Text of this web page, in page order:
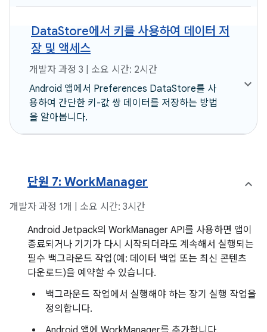
DataStore에서 키를 사용하여 데이터 저
장 및 액세스
개발자 과정 3 | 소요 시간: 2시간
Android 앱에서 Preferences DataStore를 사
용하여 간단한 키-값 쌍 데이터를 저장하는 방법
을 알아봅니다.
단원 7: WorkManager
개발자 과정 1개 | 소요 시간: 3시간
Android Jetpack의 WorkManager API를 사용하면 앱이
종료되거나 기기가 다시 시작되더라도 계속해서 실행되는
필수 백그라운드 작업(예: 데이터 백업 또는 최신 콘텐츠
다운로드)을 예약할 수 있습니다.
백그라운드 작업에서 실행해야 하는 장기 실행 작업을
정의합니다.